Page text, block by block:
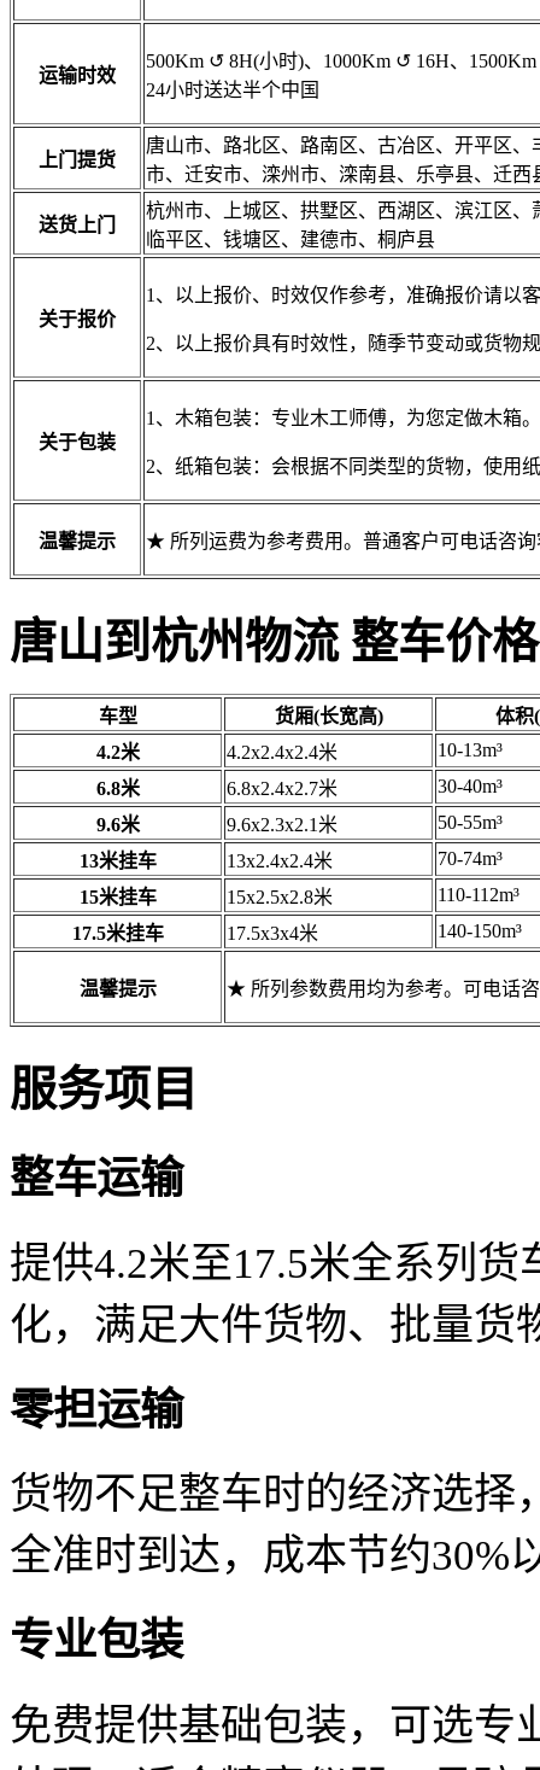
运输时效
500Km ↺ 8H(小时)、1000Km ↺ 16H、1500Km
24小时送达半个中国
上门提货
唐山市、路北区、路南区、古冶区、开平区
市、迁安市、滦州市、滦南县、乐亭县、迁西
送货上门
杭州市、上城区、拱墅区、西湖区、滨江区
临平区、钱塘区、建德市、桐庐县
关于报价
1、以上报价、时效仅作参考，准确报价请以
2、以上报价具有时效性，随季节变动或货物
关于包装
1、木箱包装：专业木工师傅，为您定做木箱
2、纸箱包装：会根据不同类型的货物，使用
温馨提示 ★ 所列运费为参考费用。普通客户可电话咨
唐山到杭州物流 整车价格
车型 货厢(长宽高)
体积
4.2米
4.2x2.4x2.4米
10-13m³
6.8米
6.8x2.4x2.7米
30-40m³
9.6米
9.6x2.3x2.1米
50-55m³
13米挂车
13x2.4x2.4米
70-74m³
15米挂车
15x2.5x2.8米
110-112m³
17.5米挂车
17.5x3x4米 140-150m³
温馨提示 ★ 所列参数费用均为参考。可电话
服务项目
整车运输
提供4.2米至17.5米全系列
化，满足大件货物、批量货
零担运输
货物不足整车时的经济选择
全准时到达，成本节约30%
专业包装
免费提供基础包装，可选专